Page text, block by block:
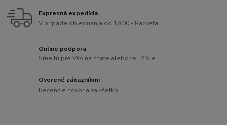
Expresná expedícia
V prípade objednania do 16:00 - Packeta
Online podpora
Sme tu pre Vás na chate alebo tel. čísle
Overené zákazníkmi
Recenzie hovoria za všetko